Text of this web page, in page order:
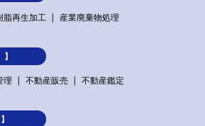
脂再生加工
産業廃棄物処理
理
不動産販売 不動産鑑定